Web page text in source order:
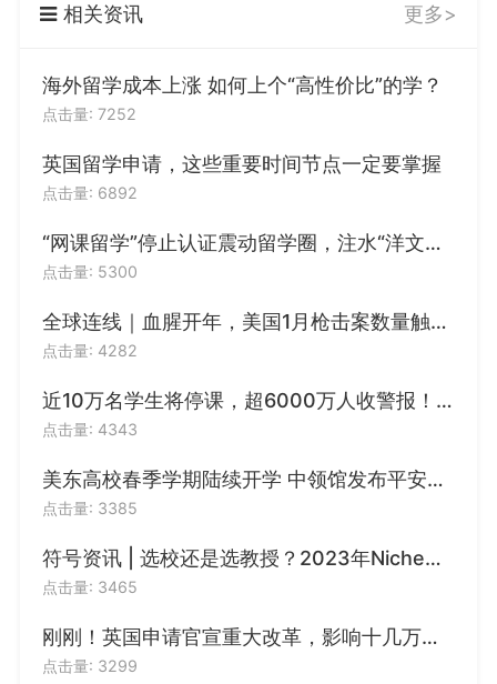
相关资讯 更多>
海外留学成本上涨 如何上个“高性价比”的学？
点击量: 7252
英国留学申请，这些重要时间节点一定要掌握
点击量: 6892
“网课留学”停止认证震动留学圈，注水“洋文凭”面临大清洗？
点击量: 5300
全球连线｜血腥开年，美国1月枪击案数量触目惊心
点击量: 4282
近10万名学生将停课，超6000万人收警报！美国又一州进入紧急状态
点击量: 4343
美东高校春季学期陆续开学 中领馆发布平安留学提醒
点击量: 3385
符号资讯 | 选校还是选教授？2023年Niche美国最佳大学/全美教授最佳大学排名发布！
点击量: 3465
刚刚！英国申请官宣重大改革，影响十几万留学生
点击量: 3299